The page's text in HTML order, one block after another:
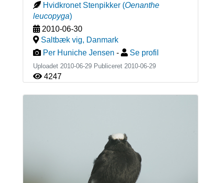
Hvidkronet Stenpikker (Oenanthe
leucopyga)
2010-06-30
Saltbæk vig, Danmark
Per Huniche Jensen - Se profil
Uploadet 2010-06-29 Publiceret 2010-06-29
4247